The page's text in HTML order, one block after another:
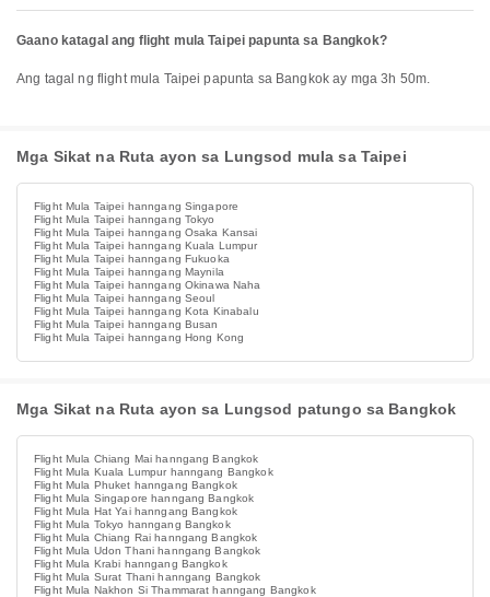
Gaano katagal ang flight mula Taipei papunta sa Bangkok?
Ang tagal ng flight mula Taipei papunta sa Bangkok ay mga 3h 50m.
Mga Sikat na Ruta ayon sa Lungsod mula sa Taipei
Flight Mula Taipei hanngang Singapore
Flight Mula Taipei hanngang Tokyo
Flight Mula Taipei hanngang Osaka Kansai
Flight Mula Taipei hanngang Kuala Lumpur
Flight Mula Taipei hanngang Fukuoka
Flight Mula Taipei hanngang Maynila
Flight Mula Taipei hanngang Okinawa Naha
Flight Mula Taipei hanngang Seoul
Flight Mula Taipei hanngang Kota Kinabalu
Flight Mula Taipei hanngang Busan
Flight Mula Taipei hanngang Hong Kong
Mga Sikat na Ruta ayon sa Lungsod patungo sa Bangkok
Flight Mula Chiang Mai hanngang Bangkok
Flight Mula Kuala Lumpur hanngang Bangkok
Flight Mula Phuket hanngang Bangkok
Flight Mula Singapore hanngang Bangkok
Flight Mula Hat Yai hanngang Bangkok
Flight Mula Tokyo hanngang Bangkok
Flight Mula Chiang Rai hanngang Bangkok
Flight Mula Udon Thani hanngang Bangkok
Flight Mula Krabi hanngang Bangkok
Flight Mula Surat Thani hanngang Bangkok
Flight Mula Nakhon Si Thammarat hanngang Bangkok